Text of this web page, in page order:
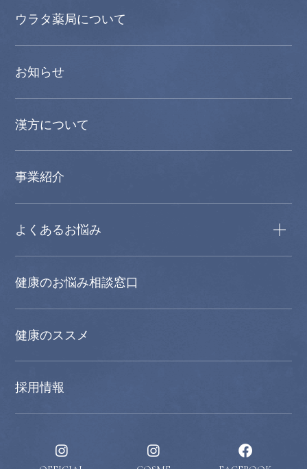
ウラタ薬局について
お知らせ
漢方について
事業紹介
よくあるお悩み
健康のお悩み相談窓口
健康のススメ
採用情報